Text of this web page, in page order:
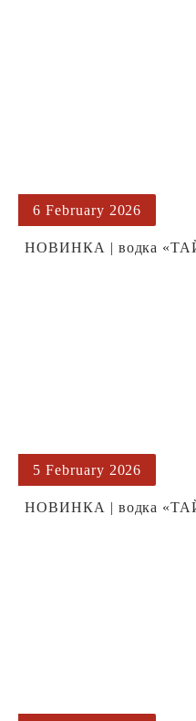
6 February 2026
НОВИНКА | водка
5 February 2026
НОВИНКА | водка